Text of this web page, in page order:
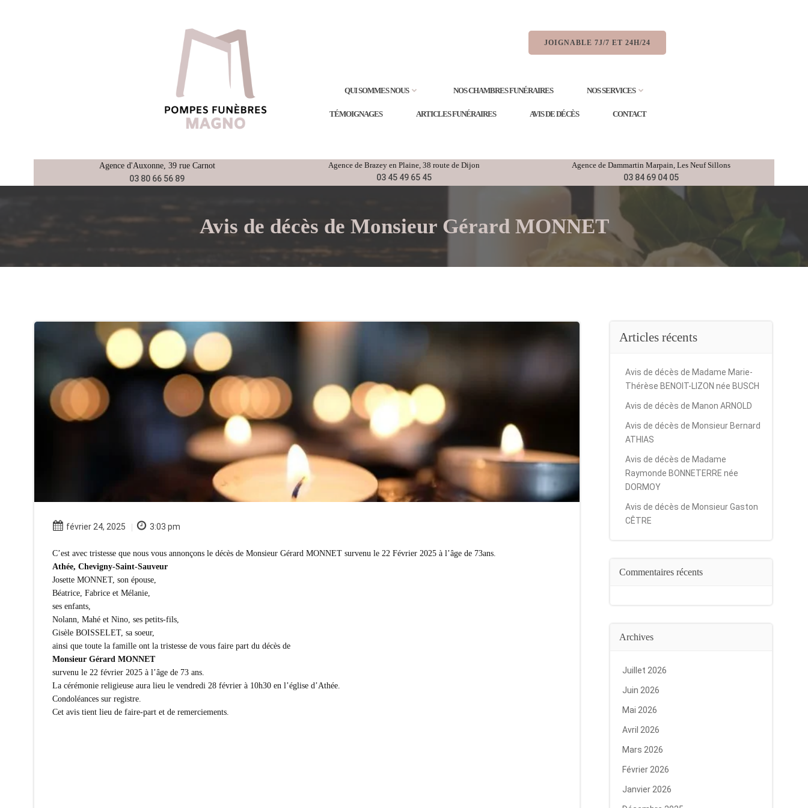
JOIGNABLE 7J/7 ET 24H/24
QUI SOMMES NOUS NOS CHAMBRES FUNÉRAIRES NOS SERVICES
TÉMOIGNAGES ARTICLES FUNÉRAIRES AVIS DE DÉCÈS CONTACT
Agence d'Auxonne, 39 rue Carnot
03 80 66 56 89
Agence de Brazey en Plaine, 38 route de Dijon
03 45 49 65 45
Agence de Dammartin Marpain, Les Neuf Sillons
03 84 69 04 05
Avis de décès de Monsieur Gérard MONNET
février 24, 2025 3:03 pm
C’est avec tristesse que nous vous annonçons le décès de Monsieur Gérard MONNET survenu le 22 Février 2025 à l’âge de 73ans.
Athée, Chevigny-Saint-Sauveur
Josette MONNET, son épouse,
Béatrice, Fabrice et Mélanie,
ses enfants,
Nolann, Mahé et Nino, ses petits-fils,
Gisèle BOISSELET, sa soeur,
ainsi que toute la famille ont la tristesse de vous faire part du décès de
Monsieur Gérard MONNET
survenu le 22 février 2025 à l’âge de 73 ans.
La cérémonie religieuse aura lieu le vendredi 28 février à 10h30 en l’église d’Athée.
Condoléances sur registre.
Cet avis tient lieu de faire-part et de remerciements.
Articles récents
Avis de décès de Madame Marie-
Thérèse BENOIT-LIZON née BUSCH
Avis de décès de Manon ARNOLD
Avis de décès de Monsieur Bernard
ATHIAS
Avis de décès de Madame
Raymonde BONNETERRE née
DORMOY
Avis de décès de Monsieur Gaston
CÊTRE
Commentaires récents
Archives
Juillet 2026
Juin 2026
Mai 2026
Avril 2026
Mars 2026
Février 2026
Janvier 2026